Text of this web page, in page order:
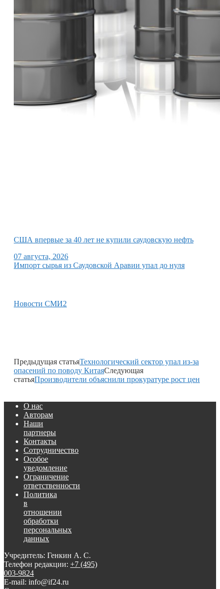
США впервые за 40 лет не купили саудовскую нефть
07 августа, 2026
Импорт сырья из Саудовской Аравии упал до нуля
Новости СМИ2
Предыдущая статьяТехнологический сектор упал из-за
опасений по поводу КитаяСледующая
статьяПроизводители объяснили прокуратуре рост цен
О нас
Авторам
Наши
партнеры
Контакты
Сотрудничество
Особое
уведомление
Ограничение
ответственности
Политика
в
отношении
обработки
персональных
данных
Учредитель: Генкин А. С.
Телефон редакции: +7 (495)
003-9824
E-mail: info@if24.ru